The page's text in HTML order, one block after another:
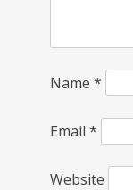
Name *
Email *
Website